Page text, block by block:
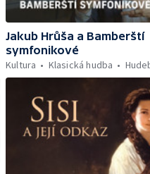
Jakub Hrůša a Bamberští
symfonikové
Kultura
Klasická hudba